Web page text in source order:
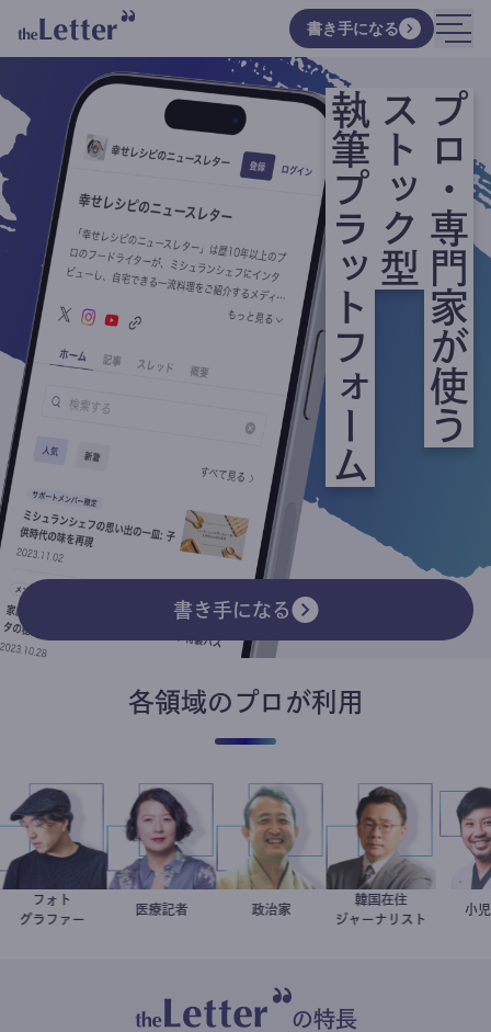
書き手になる
プロ・専門家が使う
ストック型
執筆プラットフォーム
書き手になる
各領域のプロが利用
別所隆弘
フォト
グラファー
岩永直子
医療記者 小坂英二
政治家 徐台教
韓国在住
ジャーナリスト
の特長